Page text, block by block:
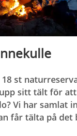
st
sitt tält för
Vi har samlat
får tälta på det